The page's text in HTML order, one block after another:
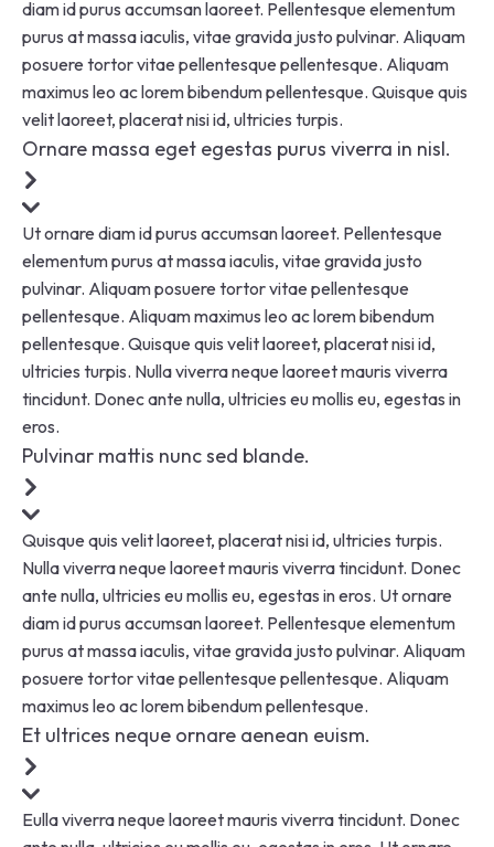
diam id purus accumsan laoreet. Pellentesque elementum
purus at massa iaculis, vitae gravida justo pulvinar. Aliquam
posuere tortor vitae pellentesque pellentesque. Aliquam
maximus leo ac lorem bibendum pellentesque. Quisque quis
velit laoreet, placerat nisi id, ultricies turpis.
Ornare massa eget egestas purus viverra in nisl.
Ut ornare diam id purus accumsan laoreet. Pellentesque
elementum purus at massa iaculis, vitae gravida justo
pulvinar. Aliquam posuere tortor vitae pellentesque
pellentesque. Aliquam maximus leo ac lorem bibendum
pellentesque. Quisque quis velit laoreet, placerat nisi id,
ultricies turpis. Nulla viverra neque laoreet mauris viverra
tincidunt. Donec ante nulla, ultricies eu mollis eu, egestas in
eros.
Pulvinar mattis nunc sed blande.
Quisque quis velit laoreet, placerat nisi id, ultricies turpis.
Nulla viverra neque laoreet mauris viverra tincidunt. Donec
ante nulla, ultricies eu mollis eu, egestas in eros. Ut ornare
diam id purus accumsan laoreet. Pellentesque elementum
purus at massa iaculis, vitae gravida justo pulvinar. Aliquam
posuere tortor vitae pellentesque pellentesque. Aliquam
maximus leo ac lorem bibendum pellentesque.
Et ultrices neque ornare aenean euism.
Eulla viverra neque laoreet mauris viverra tincidunt. Donec